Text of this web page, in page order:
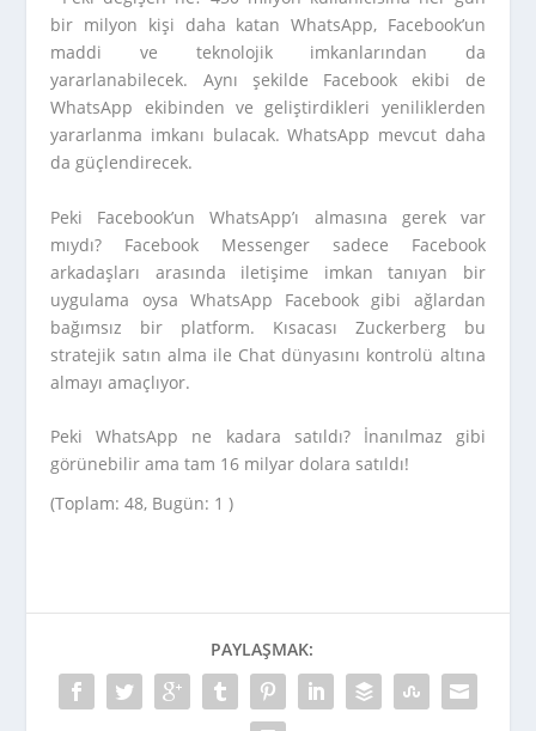
bir milyon kişi daha katan WhatsApp, Facebook’un
maddi ve teknolojik imkanlarından da
yararlanabilecek. Aynı şekilde Facebook ekibi de
WhatsApp ekibinden ve geliştirdikleri yeniliklerden
yararlanma imkanı bulacak. WhatsApp mevcut daha
da güçlendirecek.
Peki Facebook’un WhatsApp’ı almasına gerek var
mıydı? Facebook Messenger sadece Facebook
arkadaşları arasında iletişime imkan tanıyan bir
uygulama oysa WhatsApp Facebook gibi ağlardan
bağımsız bir platform. Kısacası Zuckerberg bu
stratejik satın alma ile Chat dünyasını kontrolü altına
almayı amaçlıyor.
Peki WhatsApp ne kadara satıldı? İnanılmaz gibi
görünebilir ama tam 16 milyar dolara satıldı!
(Toplam: 48, Bugün: 1 )
PAYLAŞMAK: